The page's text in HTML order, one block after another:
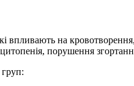
впливають на
порушення
груп: